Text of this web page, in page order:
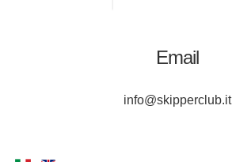
Email
info@skipperclub.it